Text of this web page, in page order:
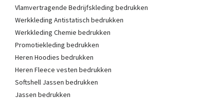
Vlamvertragende Bedrijfskleding bedrukken
Werkkleding Antistatisch bedrukken
Werkkleding Chemie bedrukken
Promotiekleding bedrukken
Heren Hoodies bedrukken
Heren Fleece vesten bedrukken
Softshell Jassen bedrukken
Jassen bedrukken